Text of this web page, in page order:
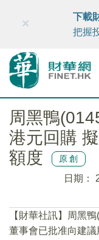
財華智庫網
×
下載
把握
周黑鴨
港元回購
額度
原創
日期：
【財華社訊】周黑鴨(
董事會已批准向建議